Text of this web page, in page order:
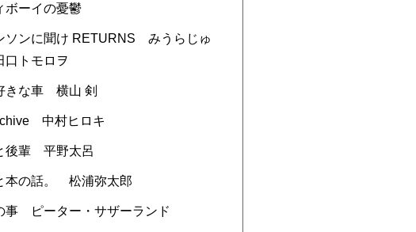
ボーイの憂鬱
ソンに聞け RETURNS みうらじゅ
口トモロヲ
きな車 横山 剣
中村ヒロキ
後輩 平野太呂
本の話。 松浦弥太郎
事 ピーター・サザーランド